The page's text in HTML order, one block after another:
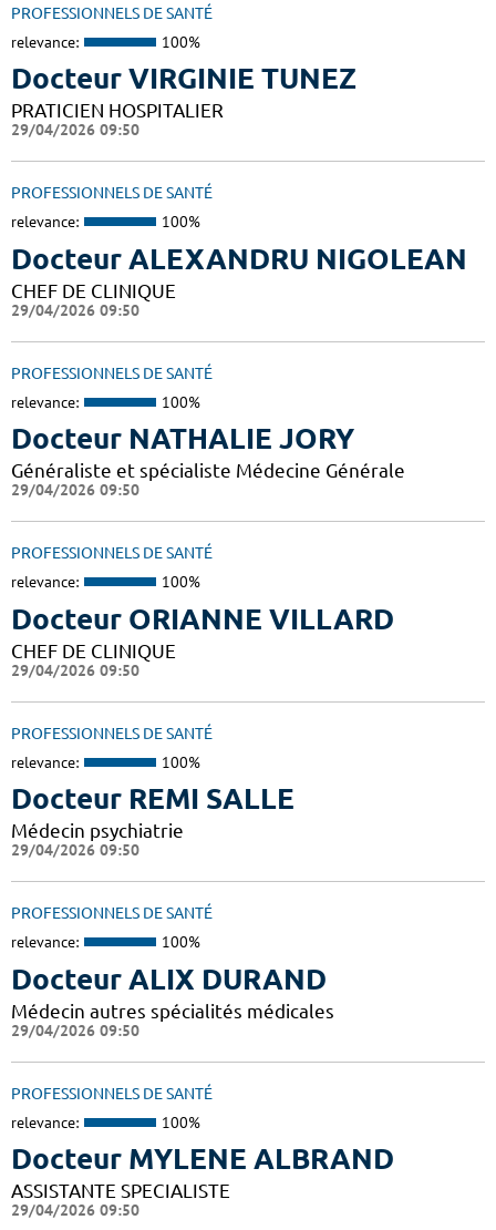
PROFESSIONNELS DE SANTÉ
relevance: 100%
Docteur VIRGINIE TUNEZ
PRATICIEN HOSPITALIER
29/04/2026 09:50
PROFESSIONNELS DE SANTÉ
relevance: 100%
Docteur ALEXANDRU NIGOLEAN
CHEF DE CLINIQUE
29/04/2026 09:50
PROFESSIONNELS DE SANTÉ
relevance: 100%
Docteur NATHALIE JORY
Généraliste et spécialiste Médecine Générale
29/04/2026 09:50
PROFESSIONNELS DE SANTÉ
relevance: 100%
Docteur ORIANNE VILLARD
CHEF DE CLINIQUE
29/04/2026 09:50
PROFESSIONNELS DE SANTÉ
relevance: 100%
Docteur REMI SALLE
Médecin psychiatrie
29/04/2026 09:50
PROFESSIONNELS DE SANTÉ
relevance: 100%
Docteur ALIX DURAND
Médecin autres spécialités médicales
29/04/2026 09:50
PROFESSIONNELS DE SANTÉ
relevance: 100%
Docteur MYLENE ALBRAND
ASSISTANTE SPECIALISTE
29/04/2026 09:50